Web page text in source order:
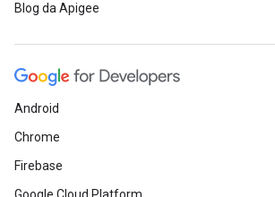
Blog da Apigee
Android
Chrome
Firebase